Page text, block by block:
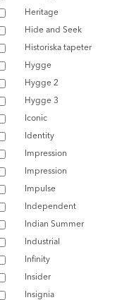
Heritage
Hide and Seek
Historiska tapeter
Hygge
Hygge 2
Hygge 3
Iconic
Identity
Impression
Impression
Impulse
Independent
Indian Summer
Industrial
Infinity
Insider
Insignia